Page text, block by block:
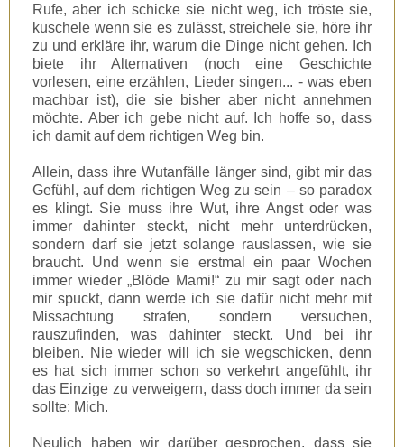
Rufe, aber ich schicke sie nicht weg, ich tröste sie,
kuschele wenn sie es zulässt, streichele sie, höre ihr
zu und erkläre ihr, warum die Dinge nicht gehen. Ich
biete ihr Alternativen (noch eine Geschichte
vorlesen, eine erzählen, Lieder singen... - was eben
machbar ist), die sie bisher aber nicht annehmen
möchte. Aber ich gebe nicht auf. Ich hoffe so, dass
ich damit auf dem richtigen Weg bin.
Allein, dass ihre Wutanfälle länger sind, gibt mir das
Gefühl, auf dem richtigen Weg zu sein – so paradox
es klingt. Sie muss ihre Wut, ihre Angst oder was
immer dahinter steckt, nicht mehr unterdrücken,
sondern darf sie jetzt solange rauslassen, wie sie
braucht. Und wenn sie erstmal ein paar Wochen
immer wieder „Blöde Mami!“ zu mir sagt oder nach
mir spuckt, dann werde ich sie dafür nicht mehr mit
Missachtung strafen, sondern versuchen,
rauszufinden, was dahinter steckt. Und bei ihr
bleiben. Nie wieder will ich sie wegschicken, denn
es hat sich immer schon so verkehrt angefühlt, ihr
das Einzige zu verweigern, dass doch immer da sein
sollte: Mich.
Neulich haben wir darüber gesprochen, dass sie